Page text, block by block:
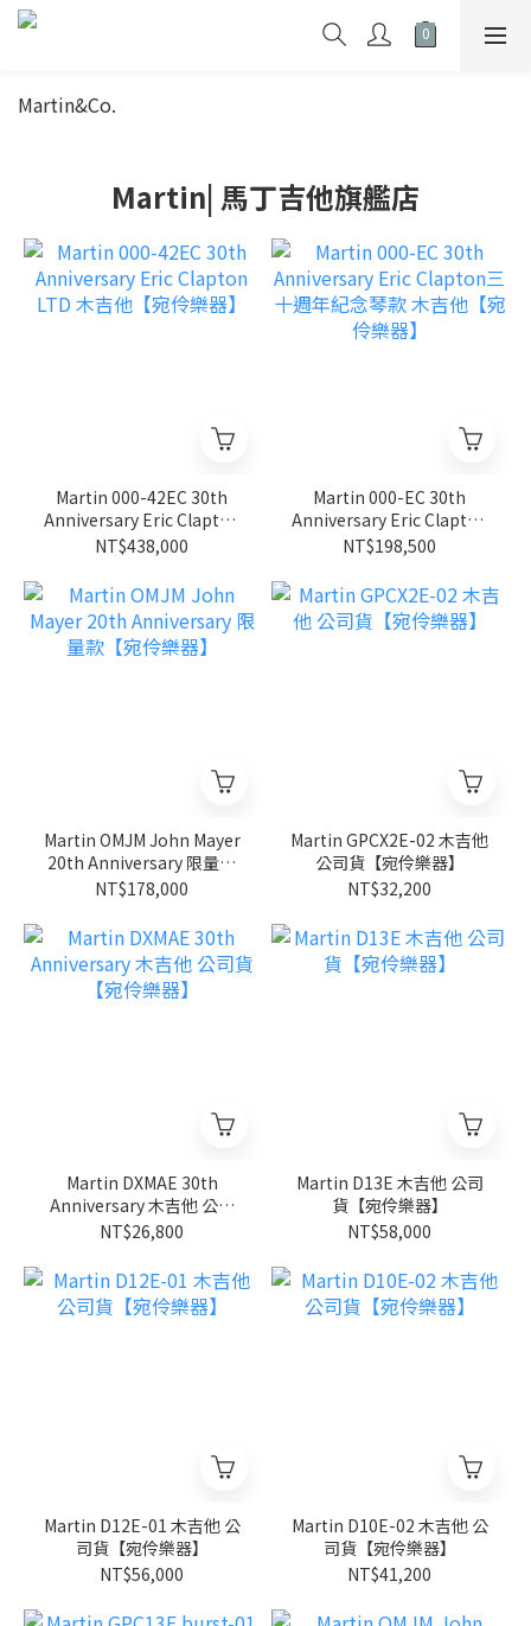
Martin&Co.
Martin| 馬丁吉他旗艦店
Martin 000-42EC 30th
Anniversary Eric Clapton
LTD 木吉他【宛伶樂器】
NT$438,000
Martin 000-EC 30th
Anniversary Eric Clapton
三十週年紀念琴款 木吉他
NT$198,500
Martin OMJM John Mayer
20th Anniversary 限量款
【宛伶樂器】
NT$178,000
Martin GPCX2E-02 木吉他
公司貨【宛伶樂器】
NT$32,200
Martin DXMAE 30th
Anniversary 木吉他 公司
貨【宛伶樂器】
NT$26,800
Martin D13E 木吉他 公司
貨【宛伶樂器】
NT$58,000
Martin D12E-01 木吉他 公
司貨【宛伶樂器】
NT$56,000
Martin D10E-02 木吉他 公
司貨【宛伶樂器】
NT$41,200